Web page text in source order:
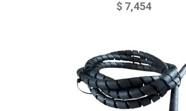
$ 7,454